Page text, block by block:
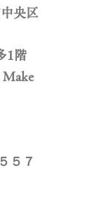
央区
1階
５７​